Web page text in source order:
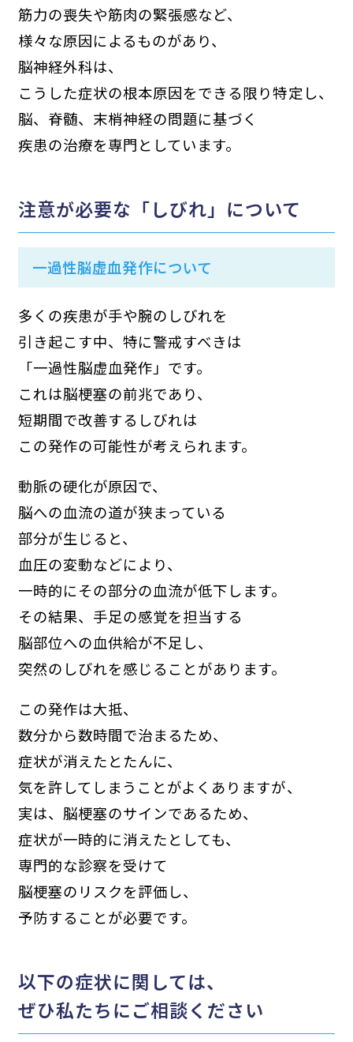
筋力の喪失や筋肉の緊張感など、
様々な原因によるものがあり、
脳神経外科は、
こうした症状の根本原因をできる限り特定し、
脳、脊髄、末梢神経の問題に基づく
疾患の治療を専門としています。
注意が必要な「しびれ」について
一過性脳虚血発作について
多くの疾患が手や腕のしびれを
引き起こす中、特に警戒すべきは
「一過性脳虚血発作」です。
これは脳梗塞の前兆であり、
短期間で改善するしびれは
この発作の可能性が考えられます。
動脈の硬化が原因で、
脳への血流の道が狭まっている
部分が生じると、
血圧の変動などにより、
一時的にその部分の血流が低下します。
その結果、手足の感覚を担当する
脳部位への血供給が不足し、
突然のしびれを感じることがあります。
この発作は大抵、
数分から数時間で治まるため、
症状が消えたとたんに、
気を許してしまうことがよくありますが、
実は、脳梗塞のサインであるため、
症状が一時的に消えたとしても、
専門的な診察を受けて
脳梗塞のリスクを評価し、
予防することが必要です。
以下の症状に関しては、
ぜひ私たちにご相談ください